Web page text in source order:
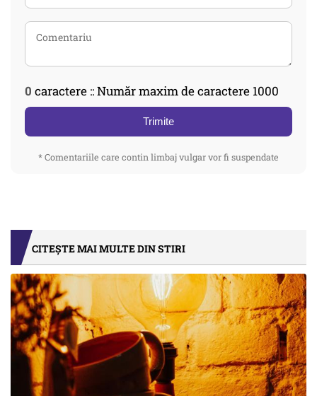
0 caractere :: Număr maxim de caractere 1000
Trimite
* Comentariile care contin limbaj vulgar vor fi suspendate
CITEȘTE MAI MULTE DIN STIRI